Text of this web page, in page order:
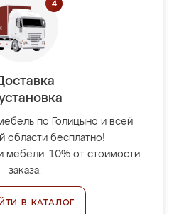
по Голицыно и всей
области бесплатно!
мебели: 10% от стоимости
заказа.
В КАТАЛОГ